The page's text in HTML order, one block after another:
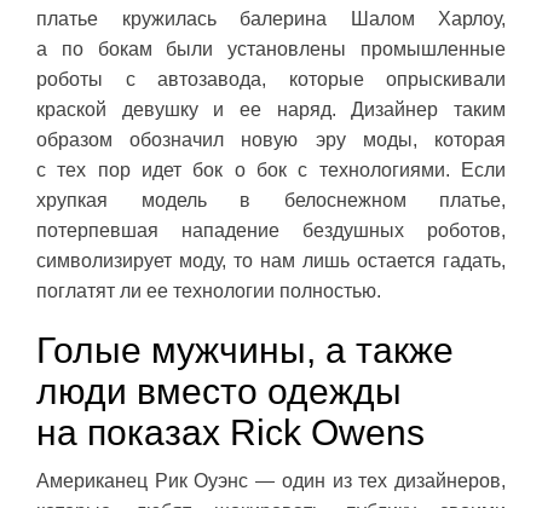
платье кружилась балерина Шалом Харлоу,
а по бокам были установлены промышленные
роботы с автозавода, которые опрыскивали
краской девушку и ее наряд. Дизайнер таким
образом обозначил новую эру моды, которая
с тех пор идет бок о бок с технологиями. Если
хрупкая модель в белоснежном платье,
потерпевшая нападение бездушных роботов,
символизирует моду, то нам лишь остается гадать,
поглатят ли ее технологии полностью.
Голые мужчины, а также
люди вместо одежды
на показах Rick Owens
Американец Рик Оуэнс — один из тех дизайнеров,